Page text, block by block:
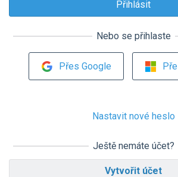
Nebo se přihlaste
Přes Google
Nastavit nové heslo
Ještě nemáte účet?
Vytvořit účet